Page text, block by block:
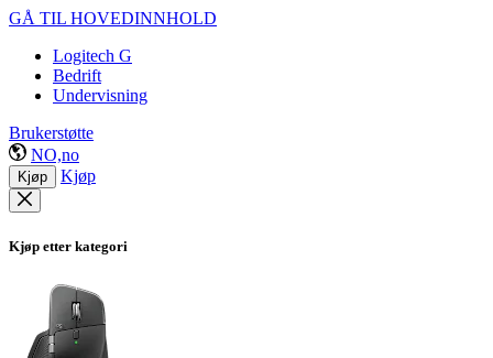
GÅ TIL HOVEDINNHOLD
Logitech G
Bedrift
Undervisning
Brukerstøtte
NO,no
Kjøp Kjøp
Kjøp etter kategori